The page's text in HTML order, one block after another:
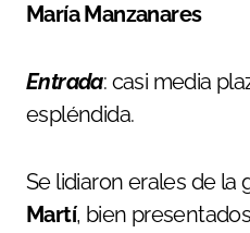
María Manzanares
Entrada: casi media
espléndida.
Se lidiaron erales de la
Martí, bien